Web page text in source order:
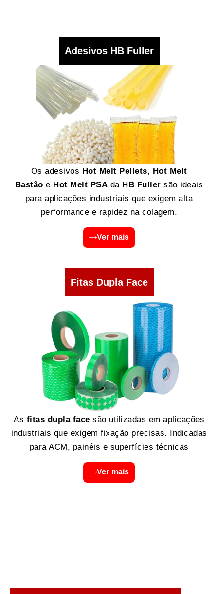
Adesivos HB Fuller
Os adesivos Hot Melt Pellets, Hot Melt
Bastão e Hot Melt PSA da HB Fuller são ideais
para aplicações industriais que exigem alta
performance e rapidez na colagem.
Ver mais
Fitas Dupla Face
As fitas dupla face são utilizadas em aplicações
industriais que exigem fixação precisas. Indicadas
para ACM, painéis e superfícies técnicas
Ver mais